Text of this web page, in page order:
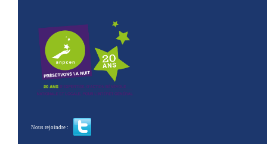
Nous rejoindre :